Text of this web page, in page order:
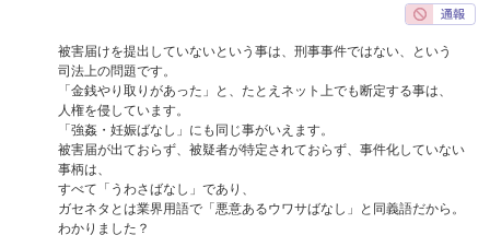
被害届けを提出していないという事は、刑事事件ではない、という
司法上の問題です。
「金銭やり取りがあった」と、たとえネット上でも断定する事は、
人権を侵しています。
「強姦・妊娠ばなし」にも同じ事がいえます。
被害届が出ておらず、被疑者が特定されておらず、事件化していない
事柄は、
すべて「うわさばなし」であり、
ガセネタとは業界用語で「悪意あるウワサばなし」と同義語だから。
わかりました？